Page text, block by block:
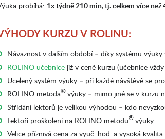
probíhá: 1x týdně 210 min, tj. celkem více než
KURZU V ROLINU:
Návaznost v dalším období – díky systému
ROLINO učebnice již v ceně kurzu (učebnice
Ucelený systém výuky – při každé návštěvě se
ROLINO metoda®výuky – mimo jiné se v kurzu
Střídání lektorů je velikou výhodou – kdo
Lektoři proškolení na ROLINO metodu®výuky
Velice příznivá cena za vyuč. hod. a vysoká